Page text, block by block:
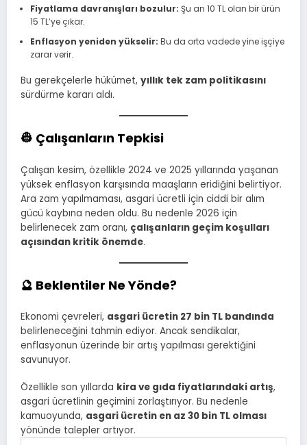
Fiyatlama davranışları bozulur: Şu an 10 TL olan bir ürün
15 TL’ye çıkar.
Enflasyon yeniden yükselir: Bu da orta vadede yine işçiye
zarar verir.
Bu gerekçelerle hükümet, yıllık tek zam politikasını
sürdürme kararı aldı.
👷 Çalışanların Tepkisi
Çalışan kesim, özellikle 2024 ve 2025 yıllarında yaşanan
yüksek enflasyon karşısında maaşların eridiğini belirtiyor.
Ara zam yapılmaması, asgari ücretli için ciddi bir alım
gücü kaybına neden oldu. Bu nedenle 2026 için
belirlenecek zam oranı, çalışanların geçim koşulları
açısından kritik önemde.
🔮 Beklentiler Ne Yönde?
Ekonomi çevreleri, asgari ücretin 27 bin TL bandında
belirleneceğini tahmin ediyor. Ancak sendikalar,
enflasyonun üzerinde bir artış yapılması gerektiğini
savunuyor.
Özellikle son yıllarda kira ve gıda fiyatlarındaki artış,
asgari ücretlinin geçimini zorlaştırıyor. Bu nedenle
kamuoyunda, asgari ücretin en az 30 bin TL olması
yönünde talepler artıyor.